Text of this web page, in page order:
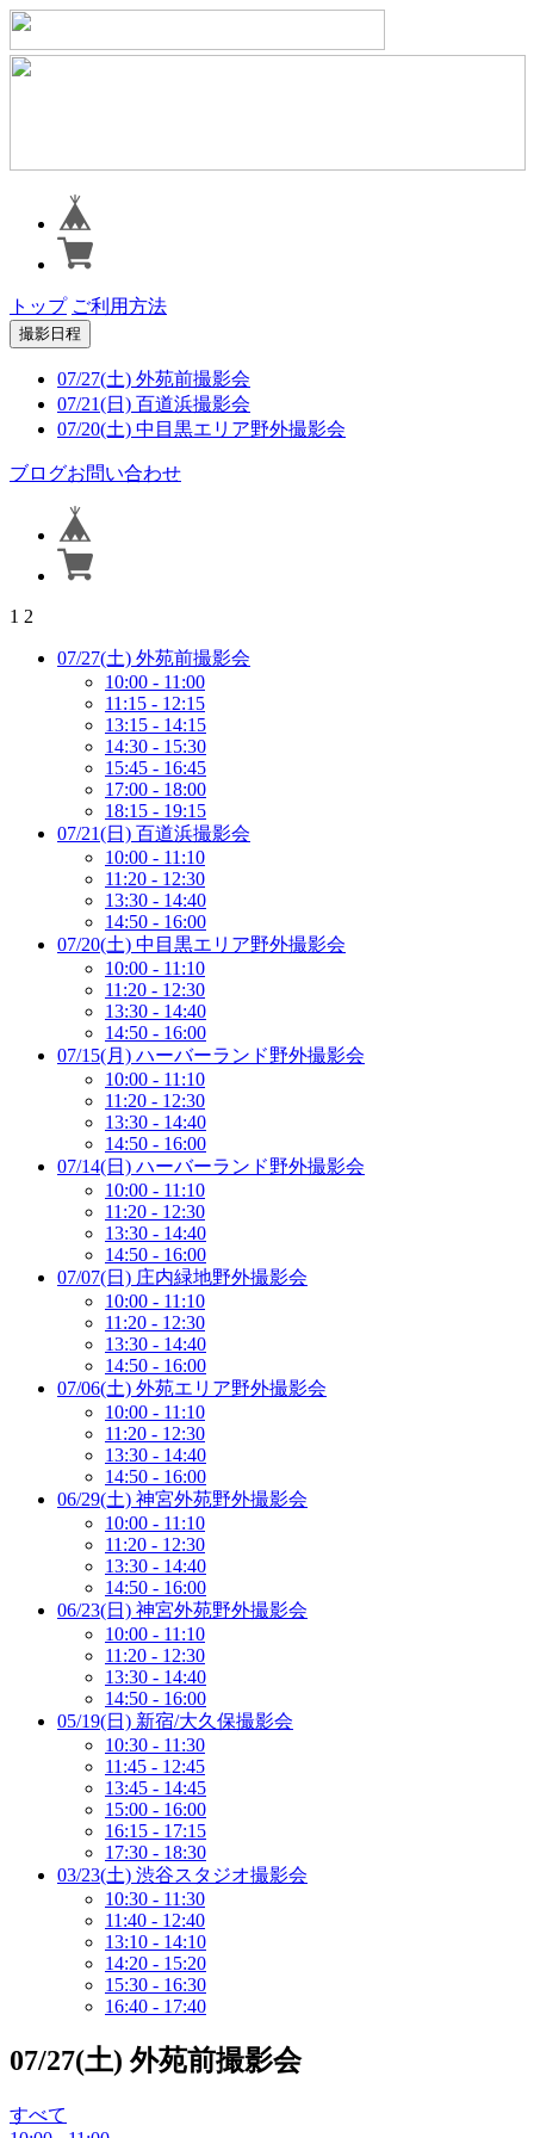
トップ ご利用方法
撮影日程
07/27(土) 外苑前撮影会
07/21(日) 百道浜撮影会
07/20(土) 中目黒エリア野外撮影会
ブログお問い合わせ
1 2
07/27(土) 外苑前撮影会
10:00 - 11:00
11:15 - 12:15
13:15 - 14:15
14:30 - 15:30
15:45 - 16:45
17:00 - 18:00
18:15 - 19:15
07/21(日) 百道浜撮影会
10:00 - 11:10
11:20 - 12:30
13:30 - 14:40
14:50 - 16:00
07/20(土) 中目黒エリア野外撮影会
10:00 - 11:10
11:20 - 12:30
13:30 - 14:40
14:50 - 16:00
07/15(月) ハーバーランド野外撮影会
10:00 - 11:10
11:20 - 12:30
13:30 - 14:40
14:50 - 16:00
07/14(日) ハーバーランド野外撮影会
10:00 - 11:10
11:20 - 12:30
13:30 - 14:40
14:50 - 16:00
07/07(日) 庄内緑地野外撮影会
10:00 - 11:10
11:20 - 12:30
13:30 - 14:40
14:50 - 16:00
07/06(土) 外苑エリア野外撮影会
10:00 - 11:10
11:20 - 12:30
13:30 - 14:40
14:50 - 16:00
06/29(土) 神宮外苑野外撮影会
10:00 - 11:10
11:20 - 12:30
13:30 - 14:40
14:50 - 16:00
06/23(日) 神宮外苑野外撮影会
10:00 - 11:10
11:20 - 12:30
13:30 - 14:40
14:50 - 16:00
05/19(日) 新宿/大久保撮影会
10:30 - 11:30
11:45 - 12:45
13:45 - 14:45
15:00 - 16:00
16:15 - 17:15
17:30 - 18:30
03/23(土) 渋谷スタジオ撮影会
10:30 - 11:30
11:40 - 12:40
13:10 - 14:10
14:20 - 15:20
15:30 - 16:30
16:40 - 17:40
07/27(土) 外苑前撮影会
すべて